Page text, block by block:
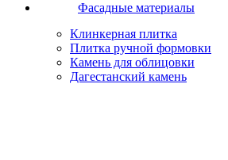
Фасадные материалы
Клинкерная плитка
Плитка ручной формовки
Камень для облицовки
Дагестанский камень